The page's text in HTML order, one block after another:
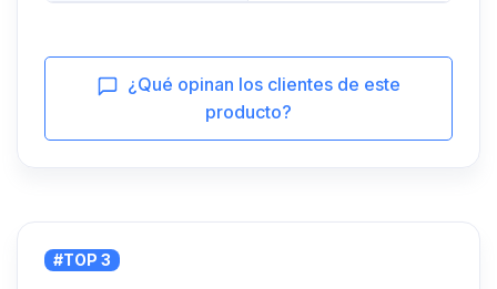
¿Qué opinan los clientes de este
producto?
#TOP 3